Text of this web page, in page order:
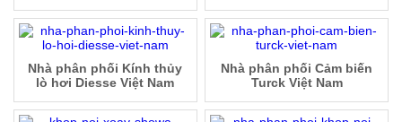
Nhà phân phối Cảm biến
Turck Việt Nam
Nhà phân phối Kính thủy
lò hơi Diesse Việt Nam